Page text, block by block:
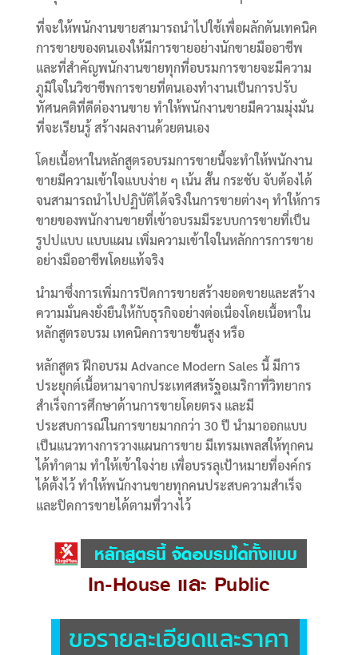
ที่จะให้พนักงานขายสามารถนำไปใช้เพื่อผลักดันเทคนิค
การขายของตนเองให้มีการขายอย่างนักขายมืออาชีพ
และที่สำคัญพนักงานขายทุกที่อบรมการขายจะมีความ
ภูมิใจในวิชาชีพการขายที่ตนเองทำงานเป็นการปรับ
ทัศนคติที่ดีต่องานขาย ทำให้พนักงานขายมีความมุ่งมั่น
ที่จะเรียนรู้ สร้างผลงานด้วยตนเอง
โดยเนื้อหาในหลักสูตรอบรมการขายนี้จะทำให้พนักงาน
ขายมีความเข้าใจแบบง่าย ๆ เน้น สั้น กระชับ จับต้องได้
จนสามารถนำไปปฏิบัติได้จริงในการขายต่างๆ ทำให้การ
ขายของพนักงานขายที่เข้าอบรมมีระบบการขายที่เป็น
รูปปแบบ แบบแผน เพิ่มความเข้าใจในหลักการการขาย
อย่างมืออาชีพโดยแท้จริง
นำมาซึ่งการเพิ่มการปิดการขายสร้างยอดขายและสร้าง
ความมั่นคงยั่งยืนให้กับธุรกิจอย่างต่อเนื่องโดยเนื้อหาใน
หลักสูตรอบรม เทคนิคการขายชั้นสูง หรือ
หลักสูตร ฝึกอบรม Advance Modern Sales นี้ มีการ
ประยุกต์เนื้อหามาจากประเทศสหรัฐอเมริกาที่วิทยากร
สำเร็จการศึกษาด้านการขายโดยตรง และมี
ประสบการณ์ในการขายมากกว่า 30 ปี นำมาออกแบบ
เป็นแนวทางการวางแผนการขาย มีเทรมเพลสให้ทุกคน
ได้ทำตาม ทำให้เข้าใจง่าย เพื่อบรรลุเป้าหมายที่องค์กร
ได้ตั้งไว้ ทำให้พนักงานขายทุกคนประสบความสำเร็จ
และปิดการขายได้ตามที่วางไว้